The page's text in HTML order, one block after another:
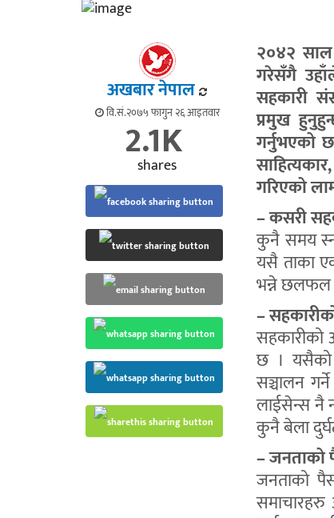
अखबार नेपाल
वि.सं.२०७५ फागुन २६ आइतवार
2.1K
shares
२०४२ साल
गरेसँगै
सहकारी
प्रमुख
गर्नुभएको
गरिएको
– कसरी
कुनै समय
यसै ताका
भन्ने छलफल
–
सहकारीको
छ । यसैको
सञ्चालन
लाईसेन्स नै
कुनै बेला
– जनताको
जनताको